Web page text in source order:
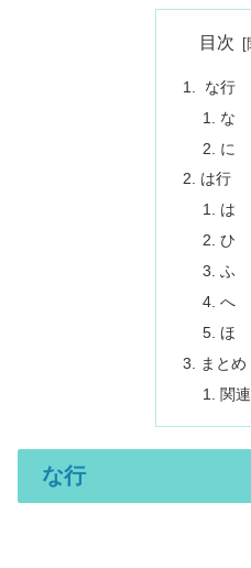
目次
な行
な
に
は行
は
ひ
ふ
へ
ほ
まとめ
関連
な行